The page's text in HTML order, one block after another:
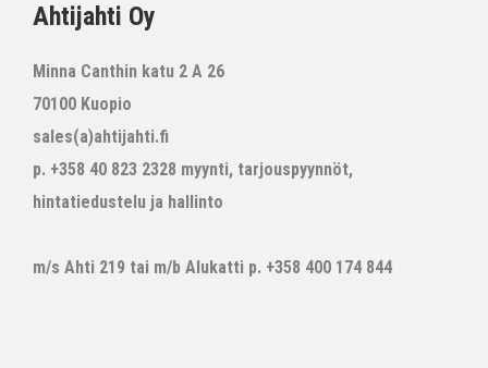
Ahtijahti Oy
Minna Canthin katu 2 A 26
70100 Kuopio
sales(a)ahtijahti.fi
p. +358 40 823 2328 myynti, tarjouspyynnöt,
hintatiedustelu ja hallinto
m/s Ahti 219 tai m/b Alukatti p. +358 400 174 844